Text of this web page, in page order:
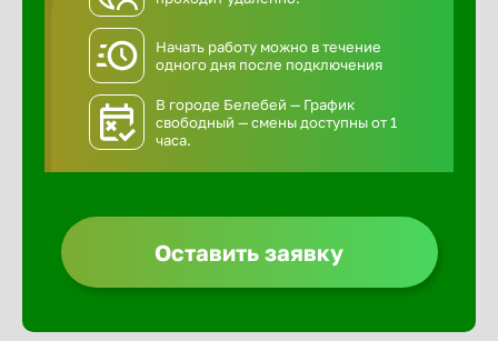
Начать работу можно в течение
одного дня после подключения
В городе Белебей — График
свободный — смены доступны от 1
часа.
Оставить заявку